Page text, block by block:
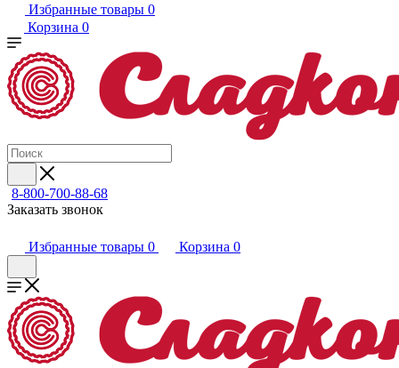
Избранные товары 0
Корзина 0
8-800-700-88-68
Заказать звонок
Избранные товары 0 Корзина 0